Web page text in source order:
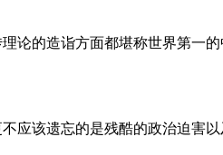
论的造诣方面都堪称世界第一
应该遗忘的是残酷的政治迫害